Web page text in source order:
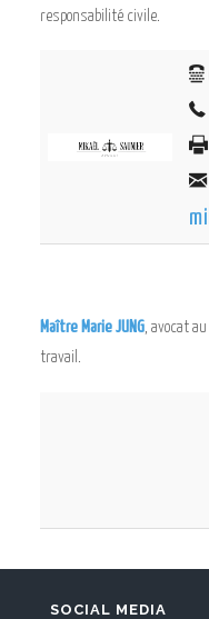
responsabilité civile.
Maître Marie JUNG, avocat
travail.
SOCIAL MEDIA